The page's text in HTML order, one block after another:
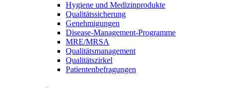
Hygiene und Medizinprodukte
Qualitätssicherung
Genehmigungen
Disease-Management-Programme
MRE/MRSA
Qualitätsmanagement
Qualitätszirkel
Patientenbefragungen